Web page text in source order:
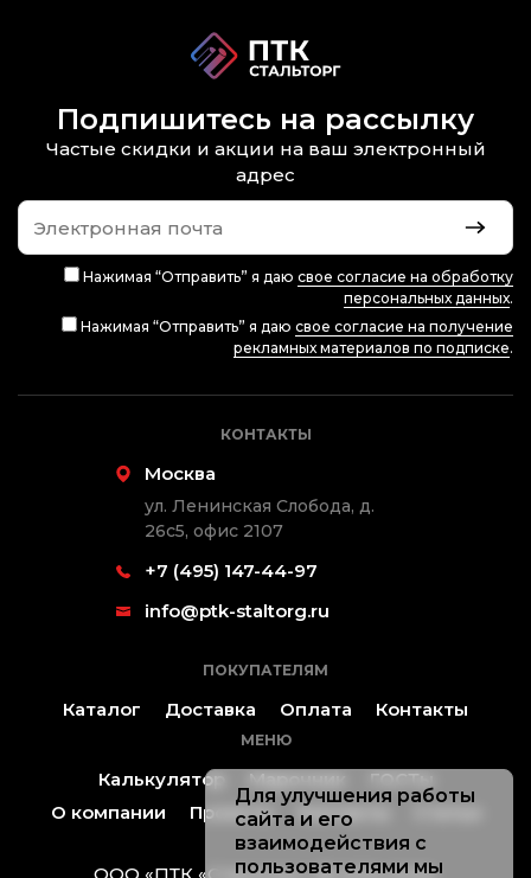
Подпишитесь на рассылку
Частые скидки и акции на ваш электронный
адрес
Нажимая “Отправить” я даю свое согласие на обработку
персональных данных.
Нажимая “Отправить” я даю свое согласие на получение
рекламных материалов по подписке.
КОНТАКТЫ
Москва
ул. Ленинская Слобода, д.
26с5, офис 2107
+7 (495) 147-44-97
info@ptk-staltorg.ru
ПОКУПАТЕЛЯМ
Каталог Доставка Оплата Контакты
МЕНЮ
Калькулятор Марочник
ГОСТы
О компании
Проекты Контакты
Для улучшения работы
сайта и его
взаимодействия с
пользователями мы